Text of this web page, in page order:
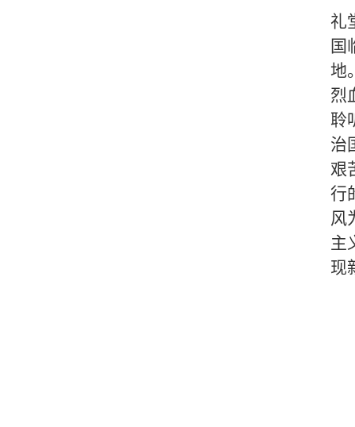
礼
国
地
烈
聆
治
艰
行
风
主
现